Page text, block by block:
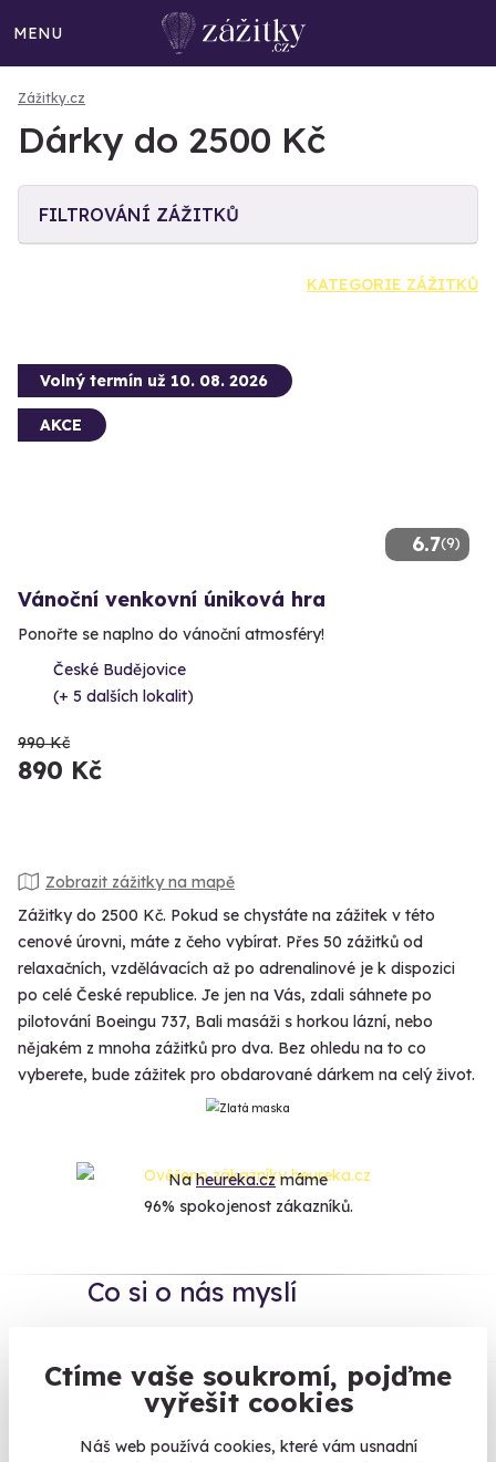
Ctíme vaše soukromí, pojďme
vyřešit cookies
Náš web používá cookies, které vám usnadní
MENU
Zážitky.cz
Dárky do 2500 Kč
FILTROVÁNÍ ZÁŽITKŮ
KATEGORIE ZÁŽITKŮ
6.7(9)
Volný termín už 10. 08. 2026
AKCE
Vánoční venkovní úniková hra
Ponořte se naplno do vánoční atmosféry!
České Budějovice
(+ 5 dalších lokalit)
990 Kč
890 Kč
Zobrazit zážitky na mapě
Zážitky do 2500 Kč. Pokud se chystáte na zážitek v této
cenové úrovni, máte z čeho vybírat. Přes 50 zážitků od
relaxačních, vzdělávacích až po adrenalinové je k dispozici
po celé České republice. Je jen na Vás, zdali sáhnete po
pilotování Boeingu 737, Bali masáži s horkou lázní, nebo
nějakém z mnoha zážitků pro dva. Bez ohledu na to co
vyberete, bude zážitek pro obdarované dárkem na celý život.
Naheureka.czmáme
96% spokojenost zákazníků.
Co si o nás myslí
Vše umíme pojistit